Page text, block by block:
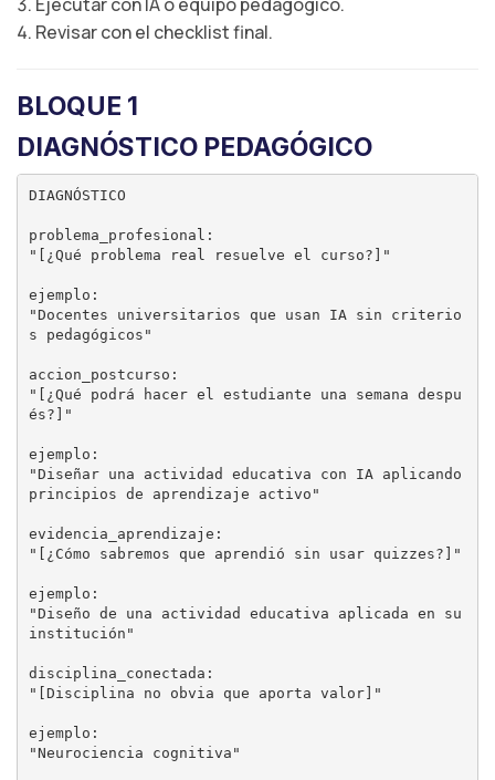
Revisar con el checklist final.
BLOQUE 1
DIAGNÓSTICO PEDAGÓGICO
DIAGNÓSTICO
problema_profesional:
"[¿Qué problema real resuelve el curso?]"
ejemplo:
"Docentes universitarios que usan IA sin criterio
s pedagógicos"
accion_postcurso:
"[¿Qué podrá hacer el estudiante una semana despu
és?]"
ejemplo:
"Diseñar una actividad educativa con IA aplicando
principios de aprendizaje activo"
evidencia_aprendizaje:
"[¿Cómo sabremos que aprendió sin usar quizzes?]"
ejemplo:
"Diseño de una actividad educativa aplicada en su
institución"
disciplina_conectada:
"[Disciplina no obvia que aporta valor]"
ejemplo:
"Neurociencia cognitiva"